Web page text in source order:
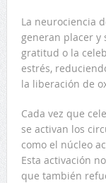
La neurociencia
generan placer
gratitud o la
estrés,
la liberación de
Cada vez que
se activan los
como el núcleo
Esta activación
que también